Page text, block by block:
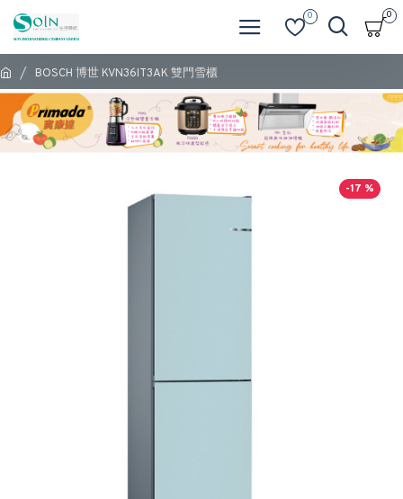
0 0
BOSCH 博世 KVN36IT3AK 雙門雪櫃
-17 %